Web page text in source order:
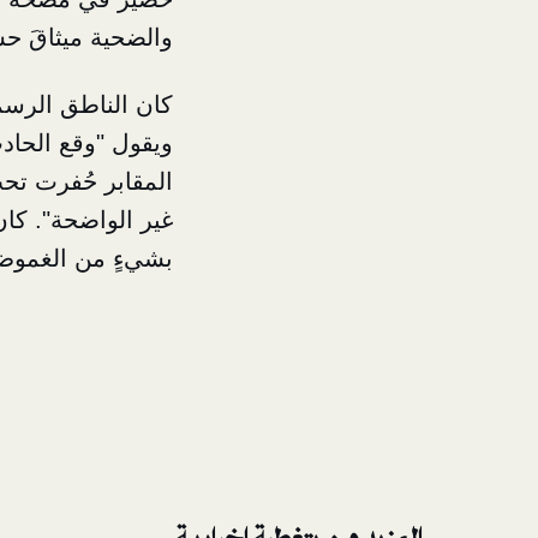
والضحية ميثاقَ
كان الناطق
ويقول "وقع
المقابر حُفرت
غير الواضحة".
بشيءٍ من